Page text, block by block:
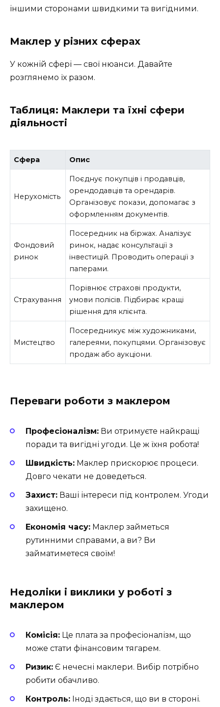
іншими сторонами швидкими та вигідними.
Маклер у різних сферах
У кожній сфері — свої нюанси. Давайте
розглянемо їх разом.
Таблиця: Маклери та їхні сфери
діяльності
Сфера Опис
Нерухомість
Поєднує покупців і продавців,
орендодавців та орендарів.
Організовує покази, допомагає з
оформленням документів.
Фондовий
ринок
Посередник на біржах. Аналізує
ринок, надає консультації з
інвестицій. Проводить операції з
паперами.
Страхування
Порівнює страхові продукти,
умови полісів. Підбирає кращі
рішення для клієнта.
Мистецтво
Посередникує між художниками,
галереями, покупцями. Організовує
продаж або аукціони.
Переваги роботи з маклером
Професіоналізм: Ви отримуєте найкращі
поради та вигідні угоди. Це ж їхня робота!
Швидкість: Маклер прискорює процеси.
Довго чекати не доведеться.
Захист: Ваші інтереси під контролем. Угоди
захищено.
Економія часу: Маклер займеться
рутинними справами, а ви? Ви
займатиметеся своїм!
Недоліки і виклики у роботі з
маклером
Комісія: Це плата за професіоналізм, що
може стати фінансовим тягарем.
Ризик: Є нечесні маклери. Вибір потрібно
робити обачливо.
Контроль: Іноді здається, що ви в стороні.